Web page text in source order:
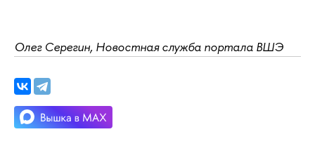
Олег Серегин, Новостная служба портала ВШЭ